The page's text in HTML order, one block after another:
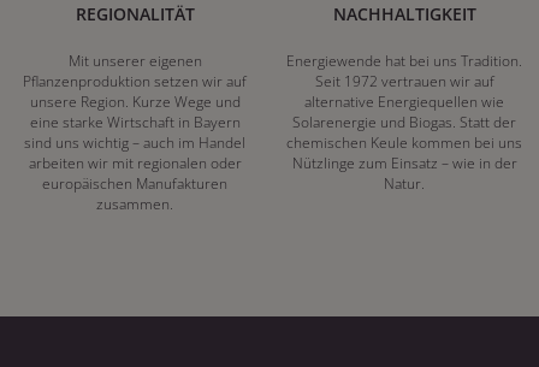
REGIONALITÄT
Mit unserer eigenen
Pflanzenproduktion setzen wir auf
unsere Region. Kurze Wege und
eine starke Wirtschaft in Bayern
sind uns wichtig – auch im Handel
arbeiten wir mit regionalen oder
europäischen Manufakturen
zusammen.
NACHHALTIGKEIT
Energiewende hat bei uns Tradition.
Seit 1972 vertrauen wir auf
alternative Energiequellen wie
Solarenergie und Biogas. Statt der
chemischen Keule kommen bei uns
Nützlinge zum Einsatz – wie in der
Natur.